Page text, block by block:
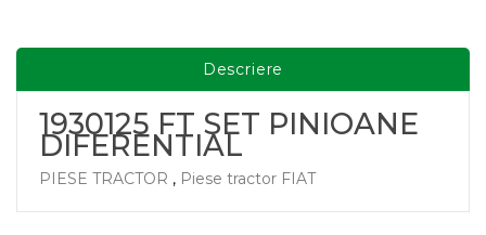
Descriere
1930125 FT SET PINIOANE
DIFERENTIAL
PIESE TRACTOR , Piese tractor FIAT